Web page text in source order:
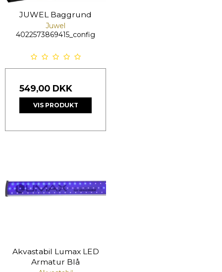
JUWEL Baggrund
Juwel
4022573869415_config
549,00 DKK
VIS PRODUKT
Akvastabil Lumax LED
Armatur Blå